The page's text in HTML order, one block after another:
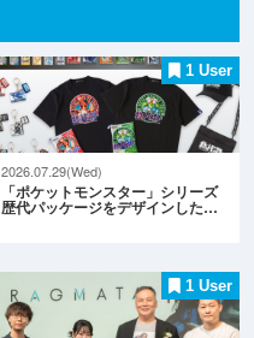
1 User
2026.07.29(Wed)
「ポケットモンスター」シリーズ
歴代パッケージをデザインした…
1 User